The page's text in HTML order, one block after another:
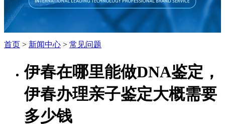
首页 > 新闻中心 > 常见问题
伊春在哪里能做DNA鉴定，
伊春办理亲子鉴定大概需要
多少钱